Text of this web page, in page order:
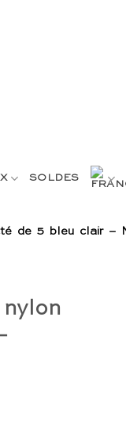
SOLDES
de 5 bleu clair –
nylon